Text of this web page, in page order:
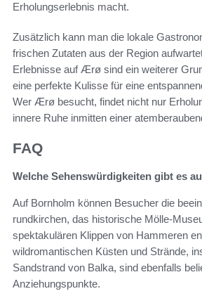
Erholungserlebnis macht.
Zusätzlich kann man die lokale
frischen Zutaten aus der Region
Erlebnisse auf Ærø sind ein weiterer
eine perfekte Kulisse für eine
Wer Ærø besucht, findet nicht nur
innere Ruhe inmitten einer
FAQ
Welche Sehenswürdigkeiten gibt es
Auf Bornholm können Besucher die
rundkirchen, das historische Mölle-
spektakulären Klippen von Hammeren
wildromantischen Küsten und Strände,
Sandstrand von Balka, sind ebenfalls
Anziehungspunkte.